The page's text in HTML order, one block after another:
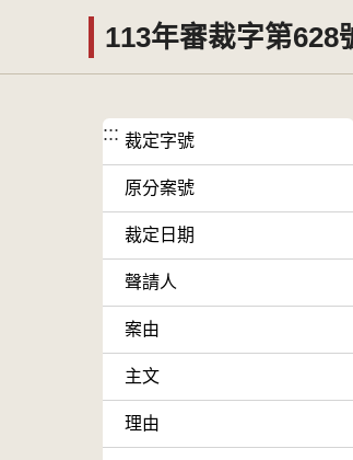
113年審裁字第628
::: 裁定字號
原分案號
裁定日期
聲請人
案由
主文
理由